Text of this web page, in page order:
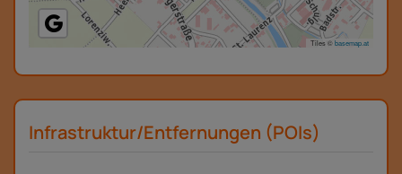
Tiles ©basemap.at
Infrastruktur/Entfernungen (POIs)